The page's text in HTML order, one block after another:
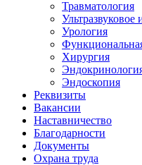
Травматология
Урология
Хирургия
Эндоскопия
Реквизиты
Вакансии
Наставничество
Благодарности
Документы
Охрана труда